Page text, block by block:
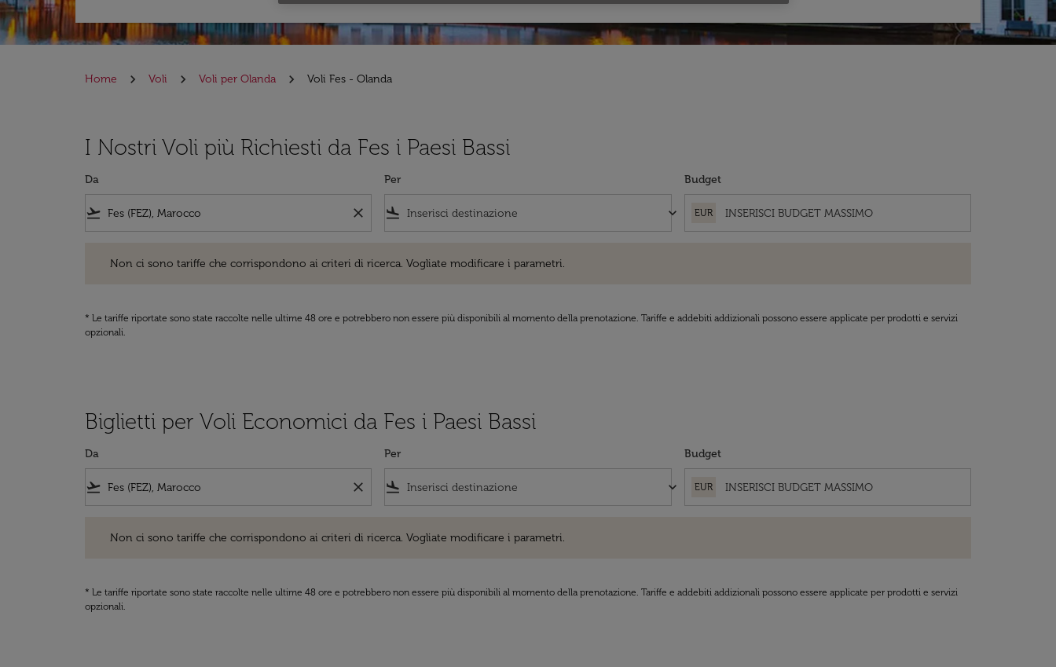
Home Voli Voli per Olanda Voli Fes - Olanda
I Nostri Voli più Richiesti da Fes i Paesi Bassi
Da
flight_takeoff close
Per
flight_land keyboard_arrow_down
Budget
EUR
Non ci sono tariffe che corrispondono ai criteri di ricerca. Vogliate modificare i parametri.
* Le tariffe riportate sono state raccolte nelle ultime 48 ore e potrebbero non essere più disponibili al momento della prenotazione. Tariffe e addebiti addizionali possono essere applicate per prodotti e servizi
opzionali.
Biglietti per Voli Economici da Fes i Paesi Bassi
Da
flight_takeoff close
Per
flight_land keyboard_arrow_down
Budget
EUR
Non ci sono tariffe che corrispondono ai criteri di ricerca. Vogliate modificare i parametri.
* Le tariffe riportate sono state raccolte nelle ultime 48 ore e potrebbero non essere più disponibili al momento della prenotazione. Tariffe e addebiti addizionali possono essere applicate per prodotti e servizi
opzionali.